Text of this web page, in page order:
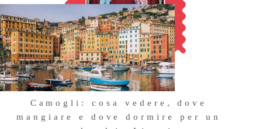
Camogli: cosa vedere, dove
mangiare e dove dormire per un